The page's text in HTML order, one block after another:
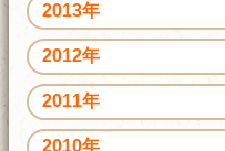
2013年
2012年
2011年
2010年